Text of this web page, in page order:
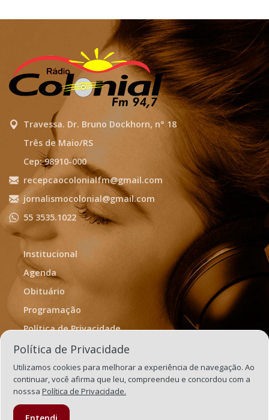
Travessa. Dr. Bruno Dockhorn, n° 18
Três de Maio/RS
Cep: 98910-000
recepcaocolonialfm@gmail.com
jornalismocolonial@gmail.com
55 3535.1022
Institucional
Agenda
Obituário
Programação
Política de Privacidade
Termos de Uso
Política de Privacidade
Utilizamos cookies para melhorar a experiência de navegação. Ao
continuar, você afirma que leu, compreendeu e concordou com a
nosssa Política de Privacidade.